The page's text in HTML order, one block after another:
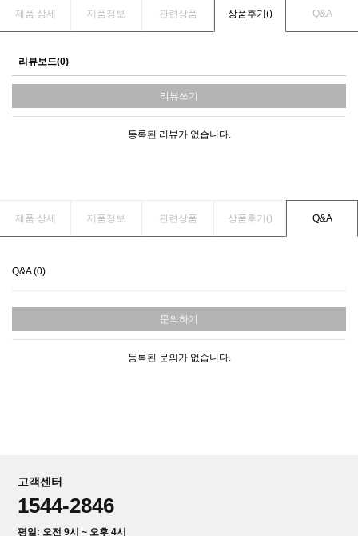
제품 상세 제품정보 관련상품 상품후기() Q&A
리뷰보드(0)
리뷰쓰기
등록된 리뷰가 없습니다.
제품 상세 제품정보 관련상품 상품후기() Q&A
Q&A (0)
문의하기
등록된 문의가 없습니다.
고객센터
1544-2846
평일: 오전 9시 ~ 오후 4시